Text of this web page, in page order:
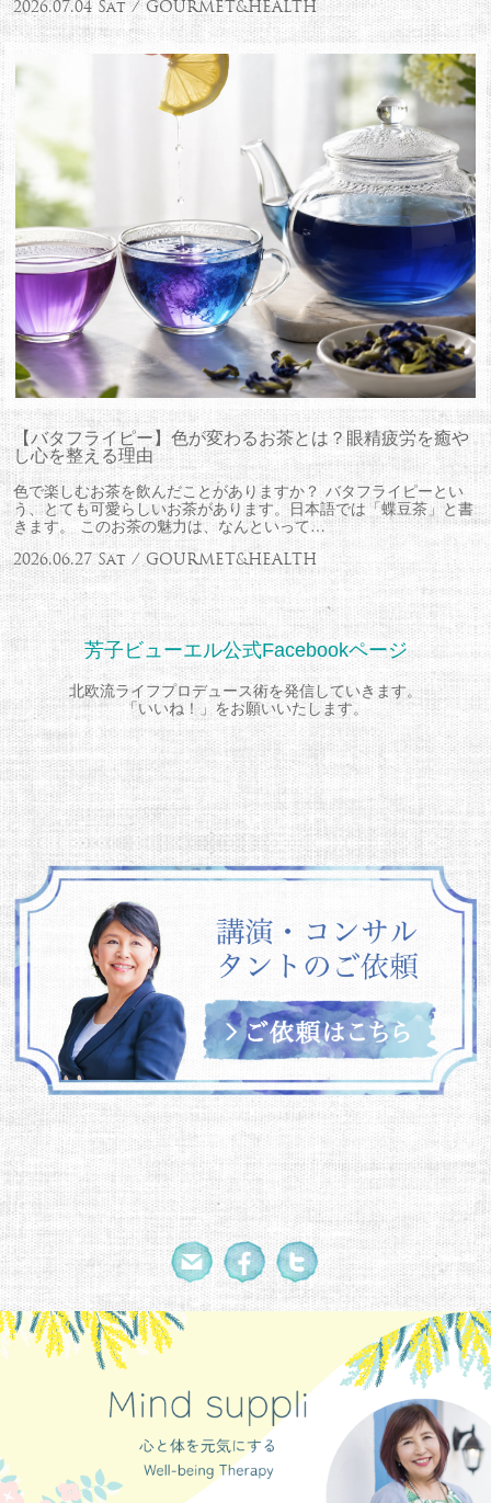
2026.07.04 Sat / GOURMET&HEALTH
【バタフライピー】色が変わるお茶とは？眼精疲労を癒や
し心を整える理由
色で楽しむお茶を飲んだことがありますか？ バタフライピーとい
う、とても可愛らしいお茶があります。日本語では「蝶豆茶」と書
きます。 このお茶の魅力は、なんといって…
2026.06.27 Sat / GOURMET&HEALTH
芳子ビューエル公式Facebookページ
北欧流ライフプロデュース術を発信していきます。
「いいね！」をお願いいたします。